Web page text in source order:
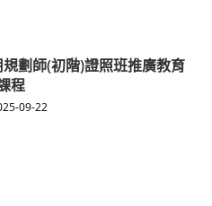
劃師(初階)證照班推廣教育
程
09-22